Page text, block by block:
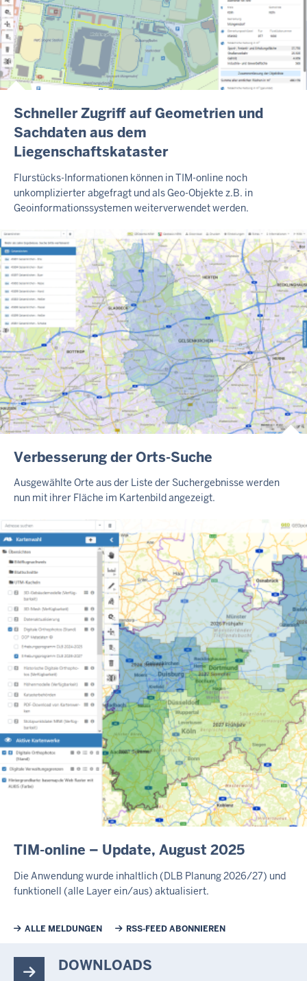
B
O
G
A
I
E
L
Schneller Zugriff auf Geometrien und
Sachdaten aus dem
Liegenschaftskataster
Flurstücks-Informationen können in TIM-online noch
unkomplizierter abgefragt und als Geo-Objekte z.B. in
Geoinformationssystemen weiterverwendet werden.
B
O
R
T
I
K
E
L
Verbesserung der Orts-Suche
Ausgewählte Orte aus der Liste der Suchergebnisse werden
nun mit ihrer Fläche im Kartenbild angezeigt.
B
O
G
R
TIM-online – Update, August 2025
Die Anwendung wurde inhaltlich (DLB Planung 2026/27) und
funktionell (alle Layer ein/aus) aktualisiert.
Weiterführende Links
ALLE MELDUNGEN RSS-FEED ABONNIEREN
DOWNLOADS